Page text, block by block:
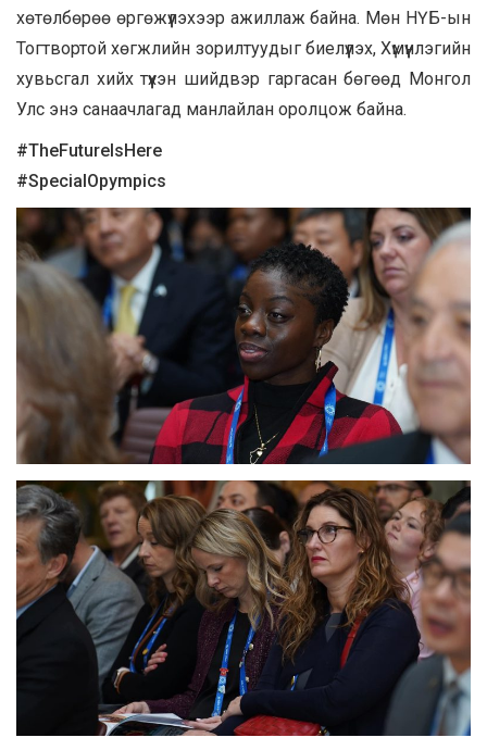
хөтөлбөрөө өргөжүүлэхээр ажиллаж байна. Мөн НҮБ-ын
Тогтвортой хөгжлийн зорилтуудыг биелүүлэх, Хүмүүнлэгийн
хувьсгал хийх түүхэн шийдвэр гаргасан бөгөөд Монгол
Улс энэ санаачлагад манлайлан оролцож байна.
#TheFutureIsHere
#SpecialOpympics